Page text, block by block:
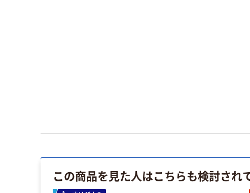
この商品を見た人はこちらも検討され